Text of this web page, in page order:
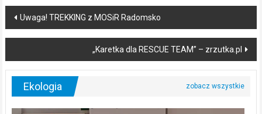
Post
navigation
Uwaga! TREKKING z MOSiR Radomsko
„Karetka dla RESCUE TEAM” – zrzutka.pl
Ekologia